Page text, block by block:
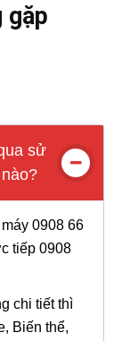
gặp
sử
0908 66
tiếp 0908
chi tiết thì
Biến thể,